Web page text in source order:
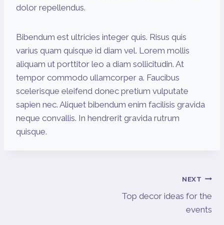
dolor repellendus.
Bibendum est ultricies integer quis. Risus quis
varius quam quisque id diam vel. Lorem mollis
aliquam ut porttitor leo a diam sollicitudin. At
tempor commodo ullamcorper a. Faucibus
scelerisque eleifend donec pretium vulputate
sapien nec. Aliquet bibendum enim facilisis gravida
neque convallis. In hendrerit gravida rutrum
quisque.
NEXT
Top decor ideas for the
events